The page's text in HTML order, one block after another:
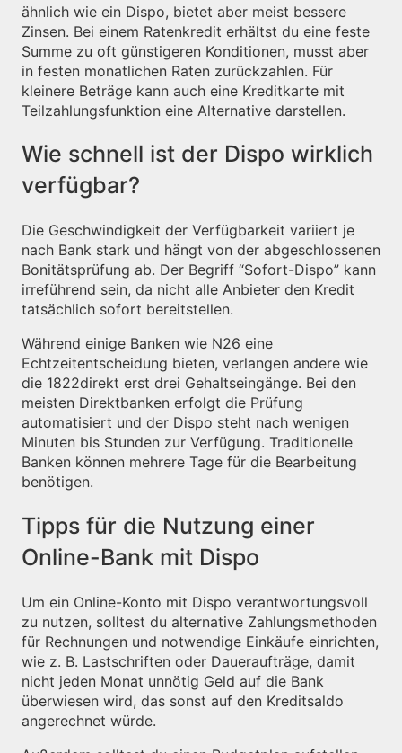
ähnlich wie ein Dispo, bietet aber meist bessere
Zinsen. Bei einem Ratenkredit erhältst du eine feste
Summe zu oft günstigeren Konditionen, musst aber
in festen monatlichen Raten zurückzahlen. Für
kleinere Beträge kann auch eine Kreditkarte mit
Teilzahlungsfunktion eine Alternative darstellen.
Wie schnell ist der Dispo wirklich
verfügbar?
Die Geschwindigkeit der Verfügbarkeit variiert je
nach Bank stark und hängt von der abgeschlossenen
Bonitätsprüfung ab. Der Begriff “Sofort-Dispo” kann
irreführend sein, da nicht alle Anbieter den Kredit
tatsächlich sofort bereitstellen.
Während einige Banken wie N26 eine
Echtzeitentscheidung bieten, verlangen andere wie
die 1822direkt erst drei Gehaltseingänge. Bei den
meisten Direktbanken erfolgt die Prüfung
automatisiert und der Dispo steht nach wenigen
Minuten bis Stunden zur Verfügung. Traditionelle
Banken können mehrere Tage für die Bearbeitung
benötigen.
Tipps für die Nutzung einer
Online-Bank mit Dispo
Um ein Online-Konto mit Dispo verantwortungsvoll
zu nutzen, solltest du alternative Zahlungsmethoden
für Rechnungen und notwendige Einkäufe einrichten,
wie z. B. Lastschriften oder Daueraufträge, damit
nicht jeden Monat unnötig Geld auf die Bank
überwiesen wird, das sonst auf den Kreditsaldo
angerechnet würde.